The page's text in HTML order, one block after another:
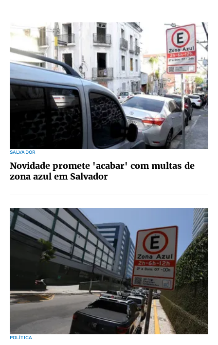
SALVADOR
Novidade promete 'acabar' com multas de
zona azul em Salvador
POLÍTICA